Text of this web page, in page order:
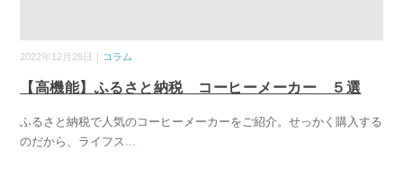
2022年12月28日｜ コラム
【高機能】ふるさと納税 コーヒーメーカー ５選
ふるさと納税で人気のコーヒーメーカーをご紹介。せっかく購入する
のだから、ライフス